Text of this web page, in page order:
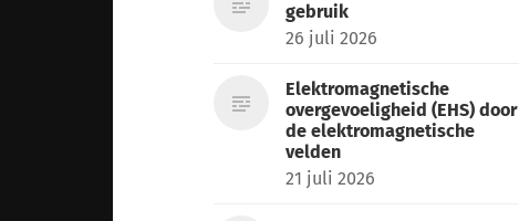
gebruik
26 juli 2026
Elektromagnetische
overgevoeligheid (EHS) door
de elektromagnetische
velden
21 juli 2026